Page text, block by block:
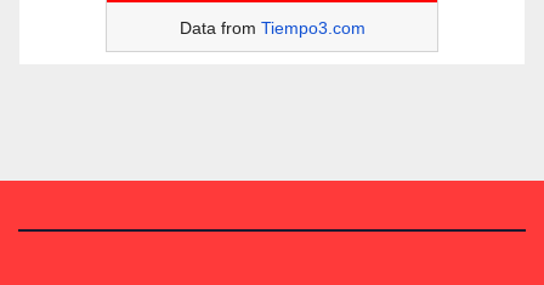
Data from Tiempo3.com